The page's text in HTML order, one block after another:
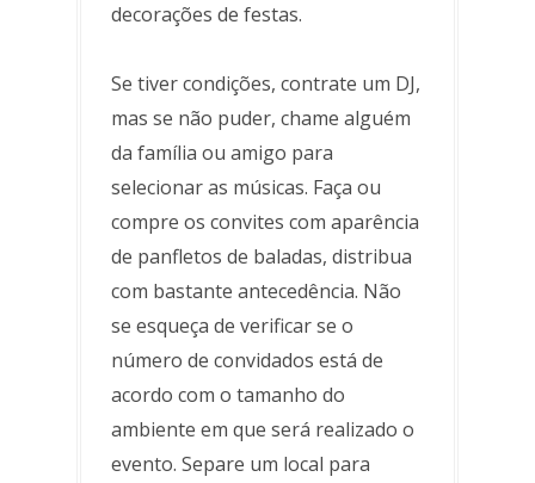
decorações de festas.
Se tiver condições, contrate um DJ,
mas se não puder, chame alguém
da família ou amigo para
selecionar as músicas. Faça ou
compre os convites com aparência
de panfletos de baladas, distribua
com bastante antecedência. Não
se esqueça de verificar se o
número de convidados está de
acordo com o tamanho do
ambiente em que será realizado o
evento. Separe um local para